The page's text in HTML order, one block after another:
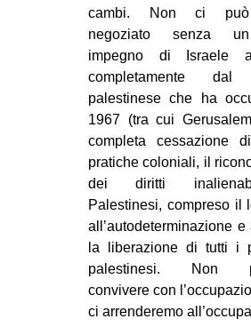
cambi. Non ci può
negoziato senza
impegno di Israele
completamente dal
palestinese che ha
1967 (tra cui
completa cessazione
pratiche coloniali, il
dei diritti
Palestinesi, compreso il
all’autodeterminazione e
la liberazione di tutti i
palestinesi. Non
convivere con
ci arrenderemo